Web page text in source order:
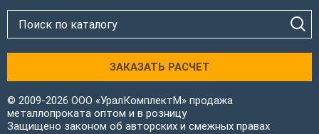
ЗАКАЗАТЬ РАСЧЕТ
© 2009-2026 ООО «УралКомплектМ» продажа
металлопроката оптом и в розницу
Защищено законом об авторских и смежных правах